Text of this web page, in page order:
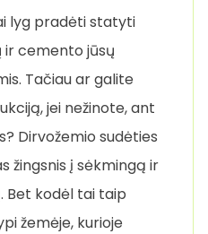
lyg pradėti statyti
ir cemento jūsų
Tačiau ar galite
jei nežinote, ant
Dirvožemio sudėties
žingsnis į sėkmingą ir
Bet kodėl tai taip
žemėje, kurioje